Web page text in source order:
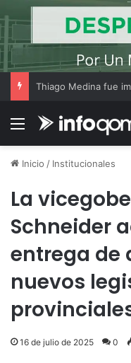
Menú
Inicio / Institucionales
La
Schneider
entrega de
nuevos
16 de julio de 2025 0